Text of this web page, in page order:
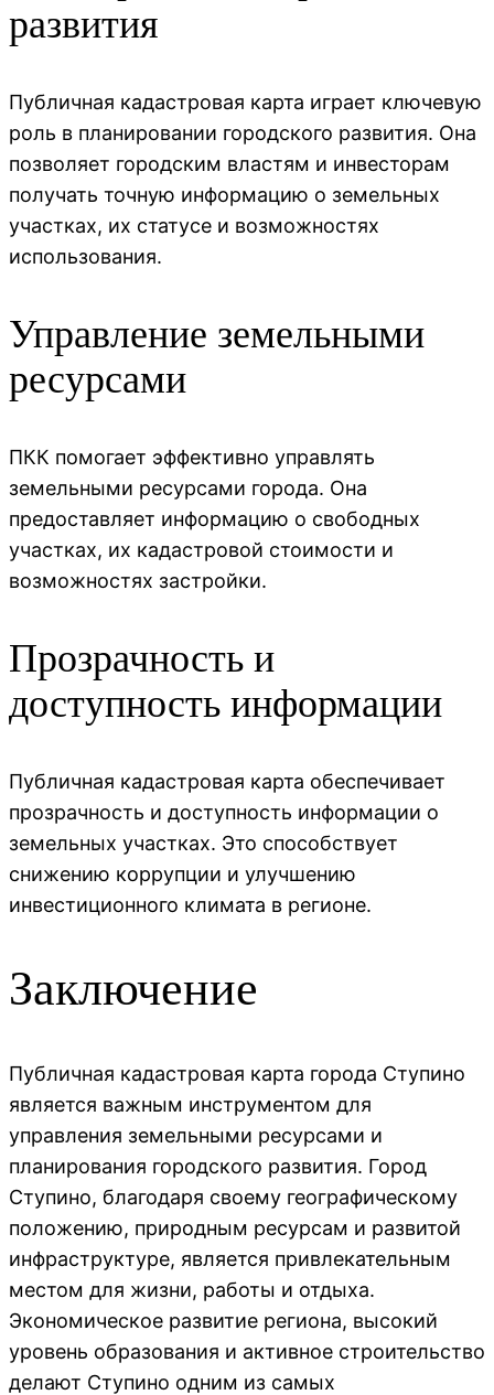
развития
Публичная кадастровая карта играет ключевую
роль в планировании городского развития. Она
позволяет городским властям и инвесторам
получать точную информацию о земельных
участках, их статусе и возможностях
использования.
Управление земельными
ресурсами
ПКК помогает эффективно управлять
земельными ресурсами города. Она
предоставляет информацию о свободных
участках, их кадастровой стоимости и
возможностях застройки.
Прозрачность и
доступность информации
Публичная кадастровая карта обеспечивает
прозрачность и доступность информации о
земельных участках. Это способствует
снижению коррупции и улучшению
инвестиционного климата в регионе.
Заключение
Публичная кадастровая карта города Ступино
является важным инструментом для
управления земельными ресурсами и
планирования городского развития. Город
Ступино, благодаря своему географическому
положению, природным ресурсам и развитой
инфраструктуре, является привлекательным
местом для жизни, работы и отдыха.
Экономическое развитие региона, высокий
уровень образования и активное строительство
делают Ступино одним из самых